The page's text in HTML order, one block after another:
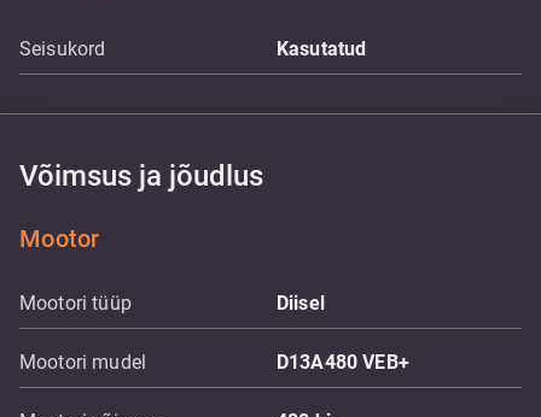
Seisukord Kasutatud
Võimsus ja jõudlus
Mootor
Mootori tüüp Diisel
Mootori mudel D13A480 VEB+